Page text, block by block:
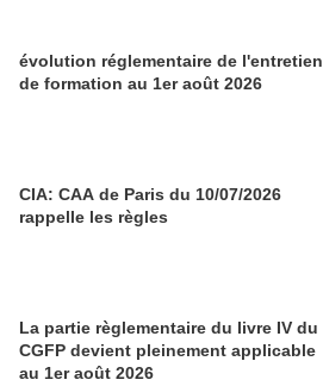
évolution réglementaire de l'entretien
de formation au 1er août 2026
CIA: CAA de Paris du 10/07/2026
rappelle les règles
La partie règlementaire du livre IV du
CGFP devient pleinement applicable
au 1er août 2026